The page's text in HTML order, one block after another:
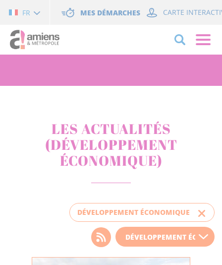
FR MES DÉMARCHES CARTE
LES ACTUALITÉS
(DÉVELOPPEMENT
ÉCONOMIQUE)
DÉVELOPPEMENT ÉCONOMIQUE
Choisissez votre filtre
d'actualité